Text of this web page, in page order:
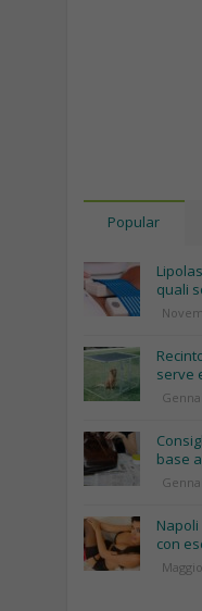
Popular
quali
serve
base
con